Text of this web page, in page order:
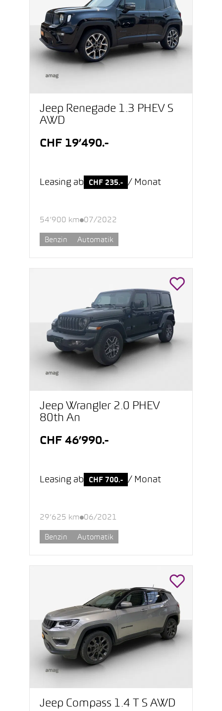
Jeep Renegade 1.3 PHEV S
AWD
CHF 19’490.-
Leasing ab CHF 235.- / Monat
54’900 km 07/2022
Benzin Automatik
Jeep Wrangler 2.0 PHEV
80th An
CHF 46’990.-
Leasing ab CHF 700.- / Monat
29’625 km 06/2021
Benzin Automatik
Jeep Compass 1.4 T S AWD